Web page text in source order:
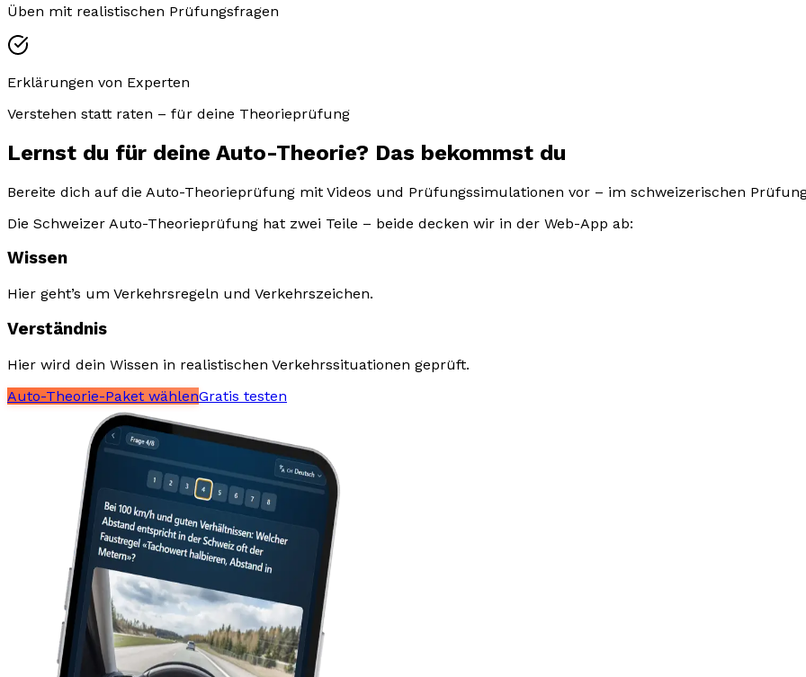
Üben mit realistischen Prüfungsfragen
Erklärungen von Experten
Verstehen statt raten – für deine Theorieprüfung
Lernst du für deine Auto-Theorie? Das bekommst du
Bereite dich auf die Auto-Theorieprüfung mit Videos und Prüfungssimulationen vor – im schweizerischen
Die Schweizer Auto-Theorieprüfung hat zwei Teile – beide decken wir in der Web-App ab:
Wissen
Hier geht’s um Verkehrsregeln und Verkehrszeichen.
Verständnis
Hier wird dein Wissen in realistischen Verkehrssituationen geprüft.
Auto-Theorie-Paket wählenGratis testen